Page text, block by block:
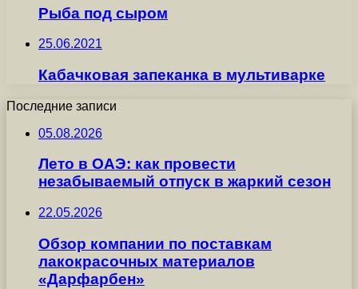
Рыба под сыром
25.06.2021
Кабачковая запеканка в мультиварке
Последние записи
05.08.2026
Лето в ОАЭ: как провести
незабываемый отпуск в жаркий сезон
22.05.2026
Обзор компании по поставкам
лакокрасочных материалов
«Дарфарбен»